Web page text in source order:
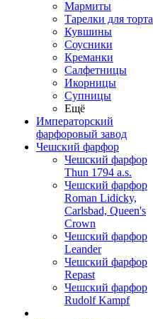
Мармиты
Тарелки для торта
Кувшины
Соусники
Креманки
Салфетницы
Икорницы
Супницы
Ещё
Императорский
фарфоровый завод
Чешский фарфор
Чешский фарфор
Thun 1794 a.s.
Чешский фарфор
Roman Lidicky,
Carlsbad, Queen's
Crown
Чешский фарфор
Leander
Чешский фарфор
Repast
Чешский фарфор
Rudolf Kampf